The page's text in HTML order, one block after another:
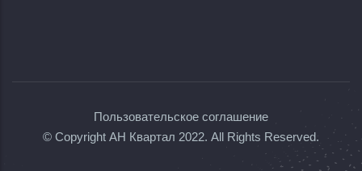
Пользовательское соглашение
© Copyright АН Квартал 2022. All Rights Reserved.